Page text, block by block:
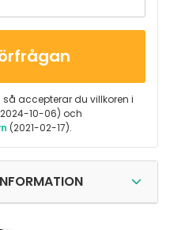
accepterar du villkoren i
10-06) och
(2021-02-17).